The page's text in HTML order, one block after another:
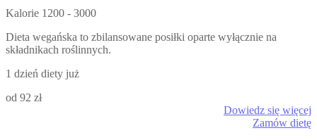
Kalorie 1200 - 3000
Dieta wegańska to zbilansowane posiłki oparte wyłącznie na
składnikach roślinnych.
1 dzień diety już
od 92 zł
Dowiedz się więcej
Zamów dietę